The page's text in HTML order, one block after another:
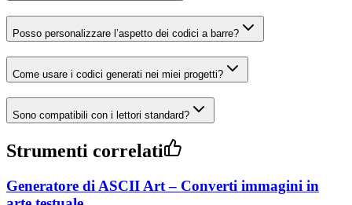
Posso personalizzare l’aspetto dei codici a barre?
Come usare i codici generati nei miei progetti?
Sono compatibili con i lettori standard?
Strumenti correlati
Generatore di ASCII Art – Converti immagini in